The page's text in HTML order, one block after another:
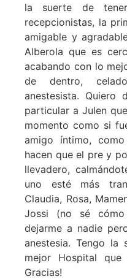
la suerte de
recepcionistas, la
amigable y
Alberola que es
acabando con lo
de dentro,
anestesista.
particular a Julen
momento como si
amigo íntimo,
hacen que el pre y
llevadero,
uno esté más
Claudia, Rosa,
Jossi (no sé
dejarme a nadie
anestesia. Tengo la
mejor Hospital
Gracias!